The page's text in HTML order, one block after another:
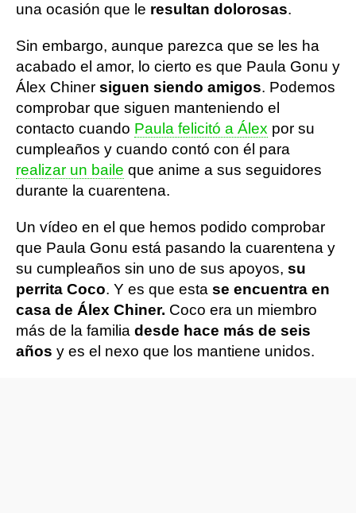
una ocasión que le resultan dolorosas.
Sin embargo, aunque parezca que se les ha
acabado el amor, lo cierto es que Paula Gonu y
Álex Chiner siguen siendo amigos. Podemos
comprobar que siguen manteniendo el
contacto cuando Paula felicitó a Álex por su
cumpleaños y cuando contó con él para
realizar un baile que anime a sus seguidores
durante la cuarentena.
Un vídeo en el que hemos podido comprobar
que Paula Gonu está pasando la cuarentena y
su cumpleaños sin uno de sus apoyos, su
perrita Coco. Y es que esta se encuentra en
casa de Álex Chiner. Coco era un miembro
más de la familia desde hace más de seis
años y es el nexo que los mantiene unidos.